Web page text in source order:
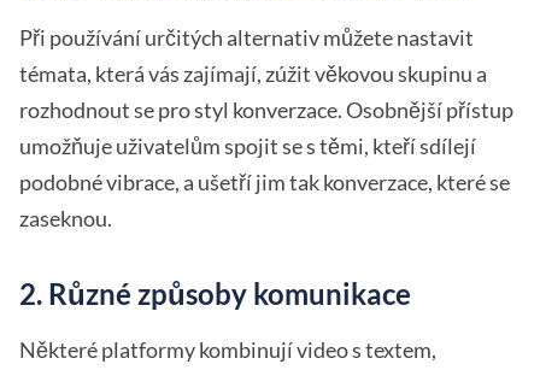
Při používání určitých alternativ můžete nastavit
témata, která vás zajímají, zúžit věkovou skupinu a
rozhodnout se pro styl konverzace. Osobnější přístup
umožňuje uživatelům spojit se s těmi, kteří sdílejí
podobné vibrace, a ušetří jim tak konverzace, které se
zaseknou.
2. Různé způsoby komunikace
Některé platformy kombinují video s textem,